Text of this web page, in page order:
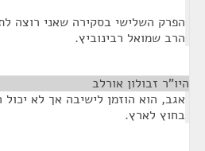
הפרק השלישי בסקירה שאני רוצה
הרב שמואל רבינוביץ.
היו"ר זבולון אורלב
אגב, הוא הוזמן לישיבה אך לא יכול
בחוץ לארץ.